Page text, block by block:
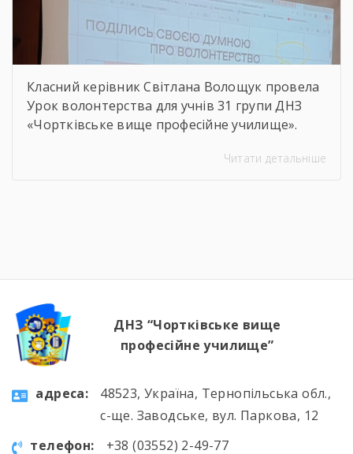
Класний керівник Світлана Волощук провела
Урок волонтерства для учнів 31 групи ДНЗ
«Чортківське вище професійне училище».
урок відбувся онлайн, у живому спілкуванні, з
Читати детальніше
ДНЗ “Чортківське вище
професійне училище”
aдресa:
48523, Україна, Тернопільська обл.,
с-ще. Заводське, вул. Паркова, 12
телефон:
+38 (03552) 2-49-77